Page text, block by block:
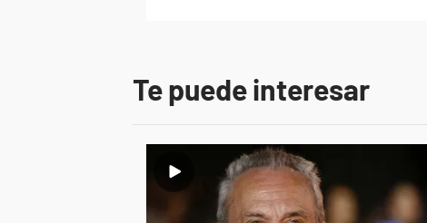
Te puede interesar